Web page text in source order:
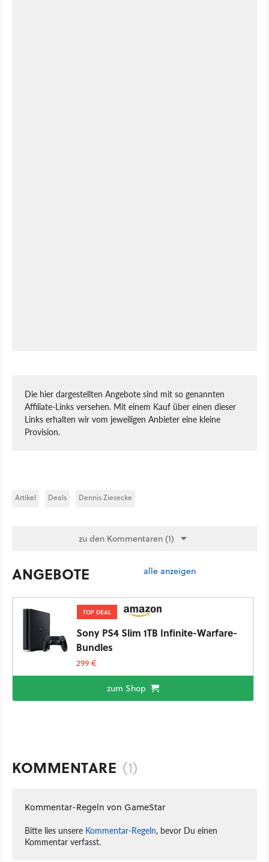
Die hier dargestellten Angebote sind mit so genannten
Affiliate-Links versehen. Mit einem Kauf über einen dieser
Links erhalten wir vom jeweiligen Anbieter eine kleine
Provision.
Artikel Deals Dennis Ziesecke
zu den Kommentaren (1)
ANGEBOTE alle anzeigen
TOP DEAL
Sony PS4 Slim 1TB Infinite-Warfare-
Bundles
299 €
zum Shop
KOMMENTARE (1)
Kommentar-Regeln von GameStar
Bitte lies unsere Kommentar-Regeln, bevor Du einen
Kommentar verfasst.